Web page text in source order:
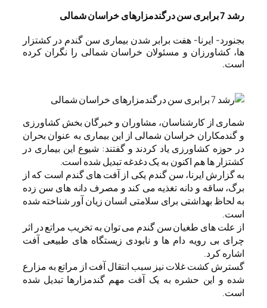
رشد 7 برابری سن درگندمزارهای خراسان شمالی
بجنورد- ایرنا- هفت برابر شدن بیماری سن گندم در کشتزار
ها، کشاورزان و مسئولان خراسان شمالی را نگران کرده
است.
شماری از کارشناسان، مشاوران و خبرگان بخش کشاورزی
و گندمکاران خراسان شمالی از این بیماری به عنوان بحران
در حوزه کشاورزی یاد کردند و گفتند: شیوع این بیماری در
کشتزار ها هم اکنون به یک دغدغه تبدیل شده است.
به گزارش ایرنا، سن گندم یکی از آفت های گندم است که از
برگ، ساقه و دانه تغذیه می کند و مصرف دانه های سن زده
به لحاظ بهداشتی برای سلامتی انسان زیان آور شناخته شده
است.
از علت های طغیان سن گندم می توان به تخریب مراتع در اثر
چرای بی رویه دام ها و نابودی زیستگاه های طبیعی آفت
اشاره کرد.
گسترش کشت غلات نیز سبب انتقال آفت از مراتع به مزارع
شده و این حشره به یک آفت مهم گندمزارها تبدیل شده
است.